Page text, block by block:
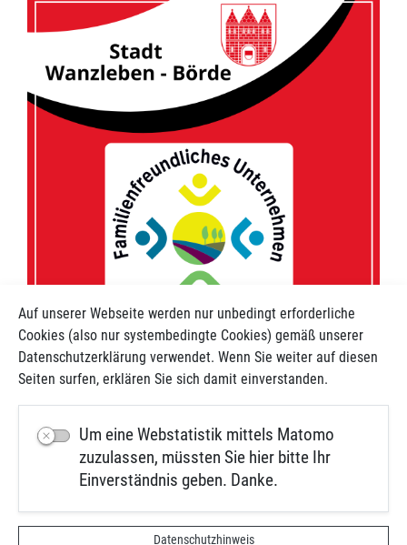
Auf unserer Webseite werden nur unbedingt erforderliche
Cookies (also nur systembedingte Cookies) gemäß unserer
Datenschutzerklärung verwendet. Wenn Sie weiter auf diesen
Seiten surfen, erklären Sie sich damit einverstanden.
Um eine Webstatistik mittels Matomo
zuzulassen, müssten Sie hier bitte Ihr
Einverständnis geben. Danke.
Datenschutzhinweis
nach Oben
Kontakt
Impressum
Datenschutz